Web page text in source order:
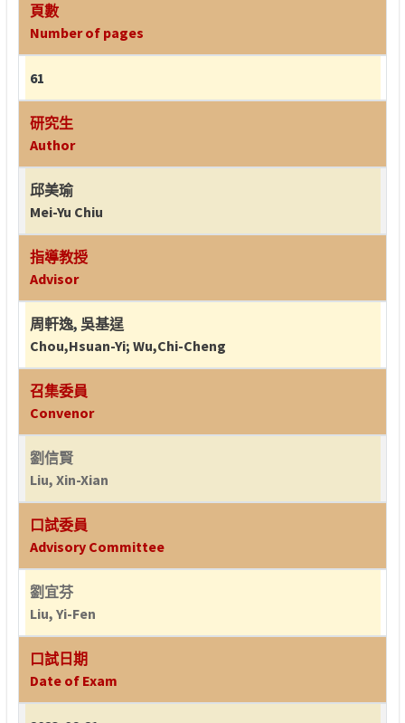
頁數
Number of pages
61
研究生
Author
邱美瑜
Mei-Yu Chiu
指導教授
Advisor
周軒逸, 吳基逞
Chou,Hsuan-Yi; Wu,Chi-Cheng
召集委員
Convenor
劉信賢
Liu, Xin-Xian
口試委員
Advisory Committee
劉宜芬
Liu, Yi-Fen
口試日期
Date of Exam